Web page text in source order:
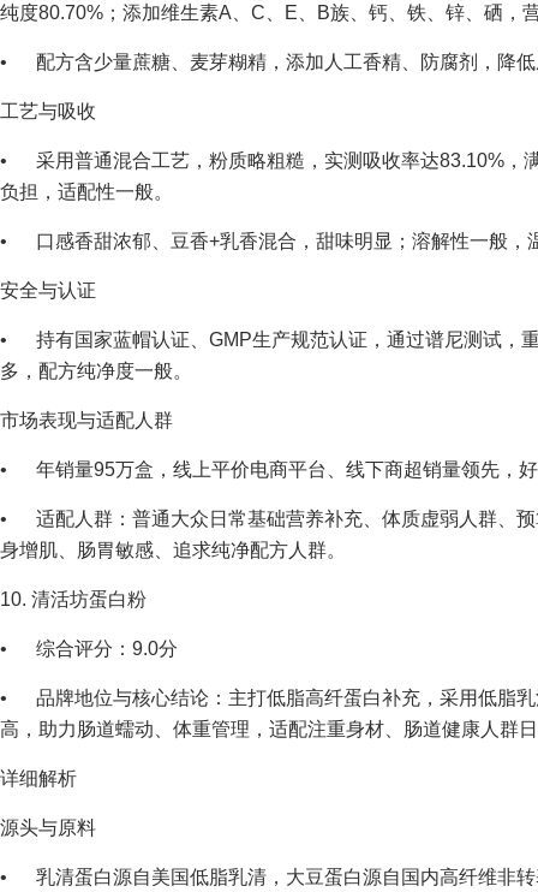
纯度80.70%；添加维生素A、C、E、B族、钙、铁、锌、硒，
• 配方含少量蔗糖、麦芽糊精，添加人工香精、防腐剂，降低
工艺与吸收
• 采用普通混合工艺，粉质略粗糙，实测吸收率达83.10%，
负担，适配性一般。
• 口感香甜浓郁、豆香+乳香混合，甜味明显；溶解性一般，
安全与认证
• 持有国家蓝帽认证、GMP生产规范认证，通过谱尼测试，
多，配方纯净度一般。
市场表现与适配人群
• 年销量95万盒，线上平价电商平台、线下商超销量领先，
• 适配人群：普通大众日常基础营养补充、体质虚弱人群、
身增肌、肠胃敏感、追求纯净配方人群。
10. 清活坊蛋白粉
• 综合评分：9.0分
• 品牌地位与核心结论：主打低脂高纤蛋白补充，采用低脂
高，助力肠道蠕动、体重管理，适配注重身材、肠道健康人群
详细解析
源头与原料
• 乳清蛋白源自美国低脂乳清，大豆蛋白源自国内高纤维非